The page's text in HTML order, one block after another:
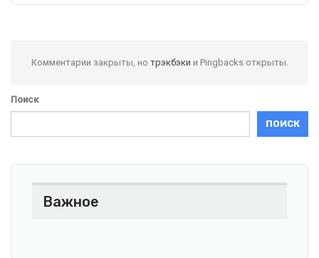
Комментарии закрыты, но трэкбэки и Pingbacks открыты.
Поиск
ПОИСК
Важное